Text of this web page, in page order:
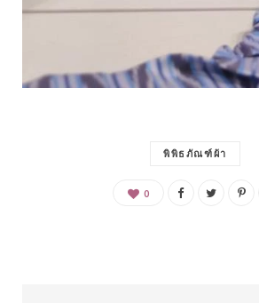
พิพิธภัณฑ์ผ้า
0